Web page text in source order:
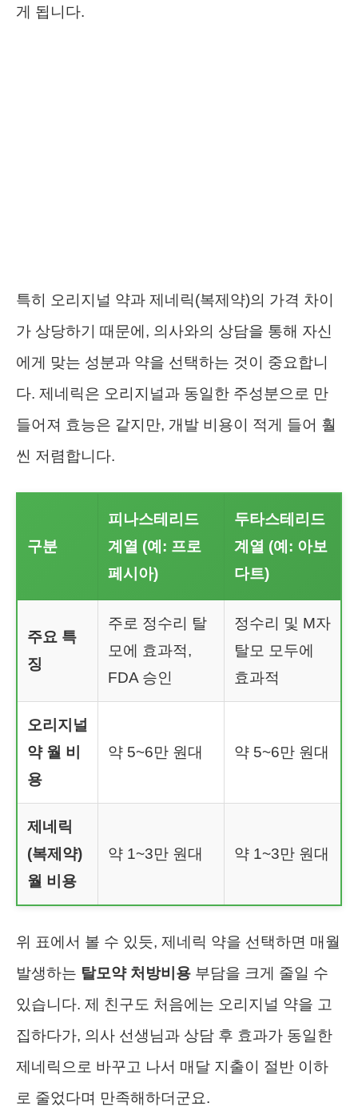
게 됩니다.
특히 오리지널 약과 제네릭(복제약)의 가격 차이
가 상당하기 때문에, 의사와의 상담을 통해 자신
에게 맞는 성분과 약을 선택하는 것이 중요합니
다. 제네릭은 오리지널과 동일한 주성분으로 만
들어져 효능은 같지만, 개발 비용이 적게 들어 훨
씬 저렴합니다.
구분
피나스테리드
계열 (예: 프로
페시아)
두타스테리드
계열 (예: 아보
다트)
주요 특
징
주로 정수리 탈
모에 효과적,
FDA 승인
정수리 및 M자
탈모 모두에
효과적
오리지널
약 월 비
용
약 5~6만 원대 약 5~6만 원대
제네릭
(복제약)
월 비용
약 1~3만 원대 약 1~3만 원대
위 표에서 볼 수 있듯, 제네릭 약을 선택하면 매월
발생하는 탈모약 처방비용 부담을 크게 줄일 수
있습니다. 제 친구도 처음에는 오리지널 약을 고
집하다가, 의사 선생님과 상담 후 효과가 동일한
제네릭으로 바꾸고 나서 매달 지출이 절반 이하
로 줄었다며 만족해하더군요.